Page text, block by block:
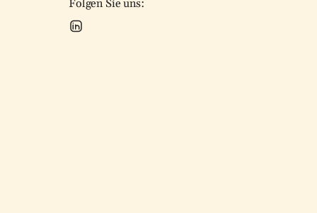
Folgen Sie uns: